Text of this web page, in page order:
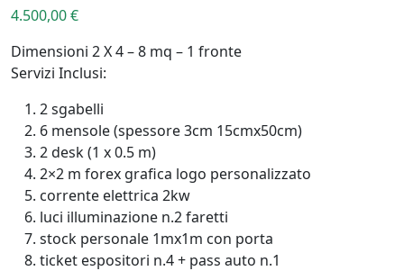
4.500,00€
Dimensioni 2 X 4 – 8 mq – 1 fronte
Servizi Inclusi:
2 sgabelli
6 mensole (spessore 3cm 15cmx50cm)
2 desk (1 x 0.5 m)
2×2 m forex grafica logo personalizzato
corrente elettrica 2kw
luci illuminazione n.2 faretti
stock personale 1mx1m con porta
ticket espositori n.4 + pass auto n.1